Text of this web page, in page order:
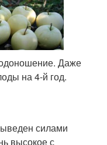
Даже
на 4-й год.
силами
высокое с